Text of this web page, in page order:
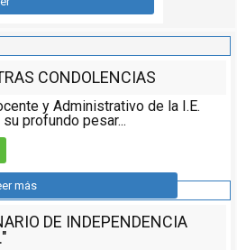
CONDOLENCIAS
y Administrativo de la I.E.
profundo pesar...
más
DE INDEPENDENCIA